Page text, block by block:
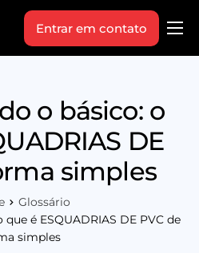
Entrar em contato
o básico: o
DE
simples
Glossário
é ESQUADRIAS DE PVC de
simples